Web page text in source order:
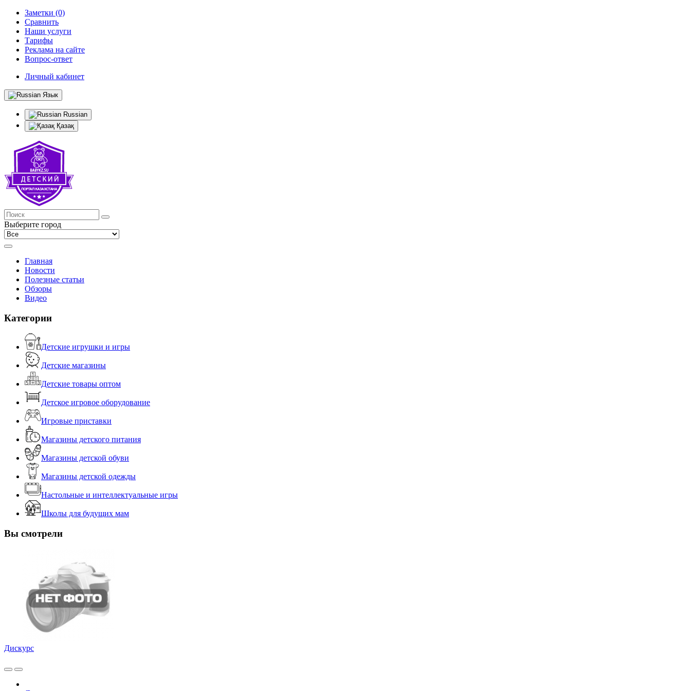
Заметки (0)
Сравнить
Наши услуги
Тарифы
Реклама на сайте
Вопрос-ответ
Личный кабинет
Язык
Russian
Қазақ
Выберите город
Главная
Новости
Полезные статьи
Обзоры
Видео
Категории
Детские игрушки и игры
Детские магазины
Детские товары оптом
Детское игровое оборудование
Игровые приставки
Магазины детского питания
Магазины детской обуви
Магазины детской одежды
Настольные и интеллектуальные игры
Школы для будущих мам
Вы смотрели
Дискурс